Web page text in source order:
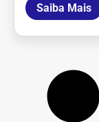
Saiba Mais